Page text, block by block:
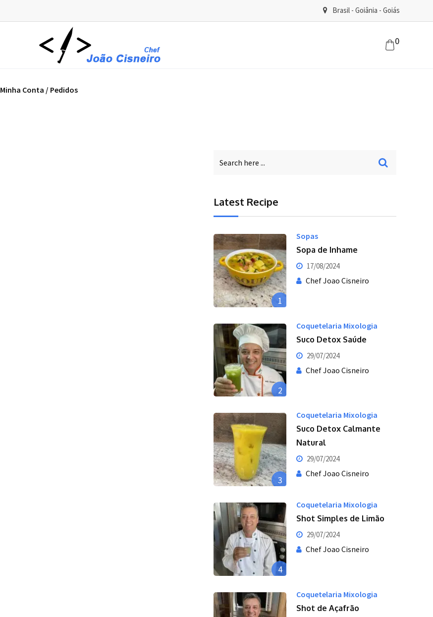
Brasil - Goiânia - Goiás
0
Minha Conta / Pedidos
Latest Recipe
1
Sopas
Sopa de Inhame
17/08/2024
Chef Joao Cisneiro
2
Coquetelaria Mixologia
Suco Detox Saúde
29/07/2024
Chef Joao Cisneiro
3
Coquetelaria Mixologia
Suco Detox Calmante
Natural
29/07/2024
Chef Joao Cisneiro
4
Coquetelaria Mixologia
Shot Simples de Limão
29/07/2024
Chef Joao Cisneiro
Coquetelaria Mixologia
Shot de Açafrão